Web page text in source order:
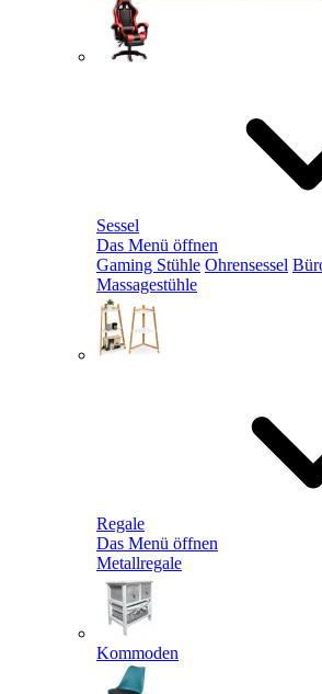
Sessel
Das Menü öffnen
Gaming Stühle Ohrensessel
Massagestühle
Regale
Das Menü öffnen
Metallregale
Kommoden